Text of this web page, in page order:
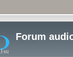
Forum